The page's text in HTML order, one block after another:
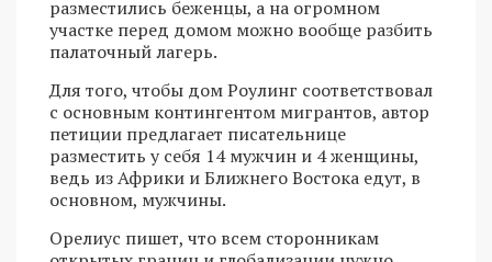
разместились беженцы, а на огромном
участке перед домом можно вообще разбить
палаточный лагерь.
Для того, чтобы дом Роулинг соответствовал
с основным контингентом мигрантов, автор
петиции предлагает писательнице
разместить у себя 14 мужчин и 4 женщины,
ведь из Африки и Ближнего Востока едут, в
основном, мужчины.
Орелиус пишет, что всем сторонникам